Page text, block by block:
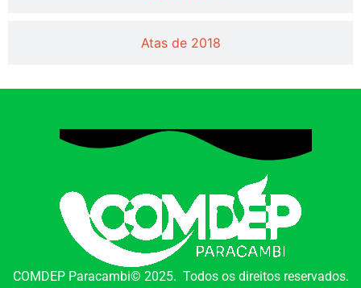
Atas de 2018
COMDEP Paracambi© 2025. Todos os direitos reservados.